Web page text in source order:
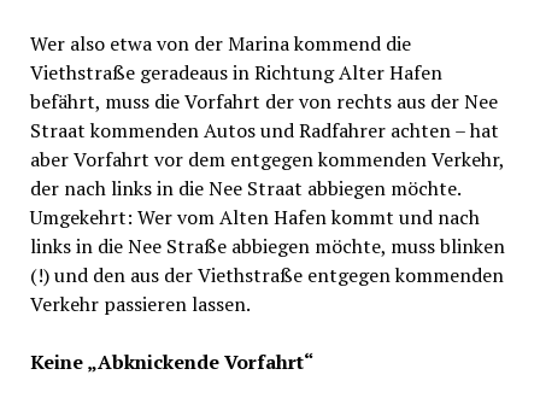
Wer also etwa von der Marina kommend die
Viethstraße geradeaus in Richtung Alter Hafen
befährt, muss die Vorfahrt der von rechts aus der Nee
Straat kommenden Autos und Radfahrer achten – hat
aber Vorfahrt vor dem entgegen kommenden Verkehr,
der nach links in die Nee Straat abbiegen möchte.
Umgekehrt: Wer vom Alten Hafen kommt und nach
links in die Nee Straße abbiegen möchte, muss blinken
(!) und den aus der Viethstraße entgegen kommenden
Verkehr passieren lassen.
Keine „Abknickende Vorfahrt“